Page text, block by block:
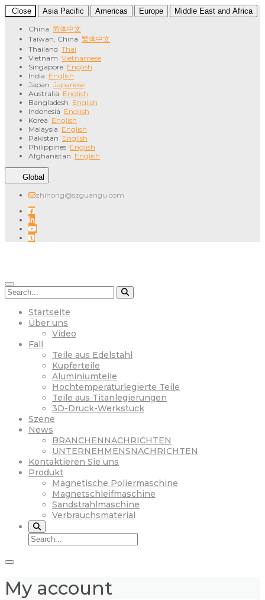
Close Asia Pacific Americas Europe
Middle East and Africa
China 简体中文
Taiwan, China 繁体中文
Thailand Thai
Vietnam Vietnamese
Singapore English
India English
Japan Japanese
Australia English
Bangladesh English
Indonesia English
Korea English
Malaysia English
Pakistan English
Philippines English
Afghanistan English
Global
zhihong@szguangu.com
Startseite
Über uns
Video
Fall
Teile aus Edelstahl
Kupferteile
Aluminiumteile
Hochtemperaturlegierte Teile
Teile aus Titanlegierungen
3D-Druck-Werkstück
Szene
News
BRANCHENNACHRICHTEN
UNTERNEHMENSNACHRICHTEN
Kontaktieren Sie uns
Produkt
Magnetische Poliermaschine
Magnetschleifmaschine
Sandstrahlmaschine
Verbrauchsmaterial
My account